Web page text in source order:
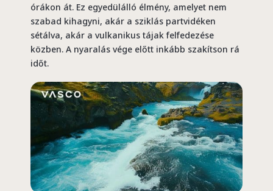
órákon át. Ez egyedülálló élmény, amelyet nem
szabad kihagyni, akár a sziklás partvidéken
sétálva, akár a vulkanikus tájak felfedezése
közben. A nyaralás vége előtt inkább szakítson rá
időt.